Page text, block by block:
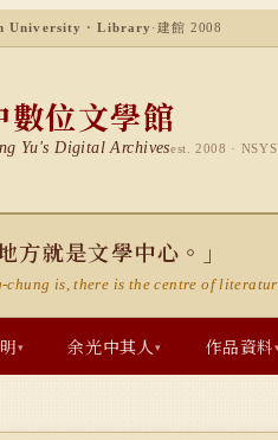
University · Library ·建館 2008
數位文學館
Yu's Digital Archivesest. 2008 ·
方就是文學中心。」
chung is, there is the centre of
▾ 余光中其人▾ 作品資料